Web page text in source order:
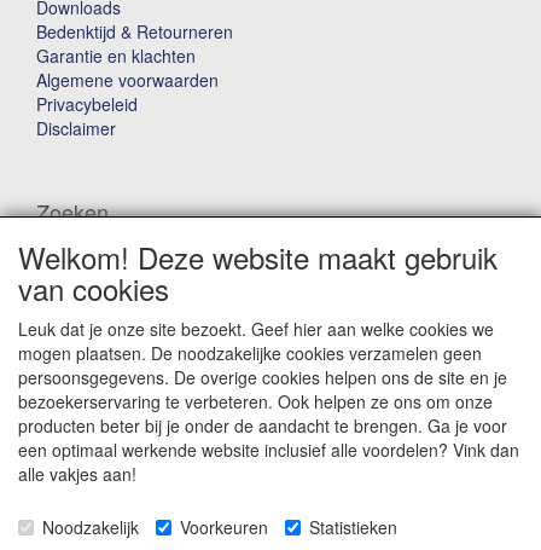
Downloads
Bedenktijd & Retourneren
Garantie en klachten
Algemene voorwaarden
Privacybeleid
Disclaimer
Zoeken
Waar ben je naar op zoek?
Winkelwagen
Uw winkelwagen is leeg
Welkom! Deze website maakt gebruik
van cookies
Leuk dat je onze site bezoekt. Geef hier aan welke cookies we
mogen plaatsen. De noodzakelijke cookies verzamelen geen
persoonsgegevens. De overige cookies helpen ons de site en je
bezoekerservaring te verbeteren. Ook helpen ze ons om onze
producten beter bij je onder de aandacht te brengen. Ga je voor
een optimaal werkende website inclusief alle voordelen? Vink dan
alle vakjes aan!
Noodzakelijk Voorkeuren Statistieken